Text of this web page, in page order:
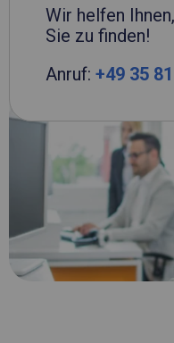
Wir helfen
Sie zu finden!
Anruf: +49 35